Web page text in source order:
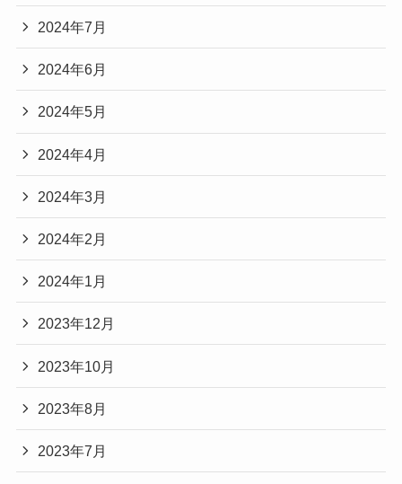
2024年7月
2024年6月
2024年5月
2024年4月
2024年3月
2024年2月
2024年1月
2023年12月
2023年10月
2023年8月
2023年7月